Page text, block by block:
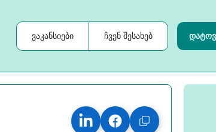
ვაკანსიები ჩვენ შესახებ